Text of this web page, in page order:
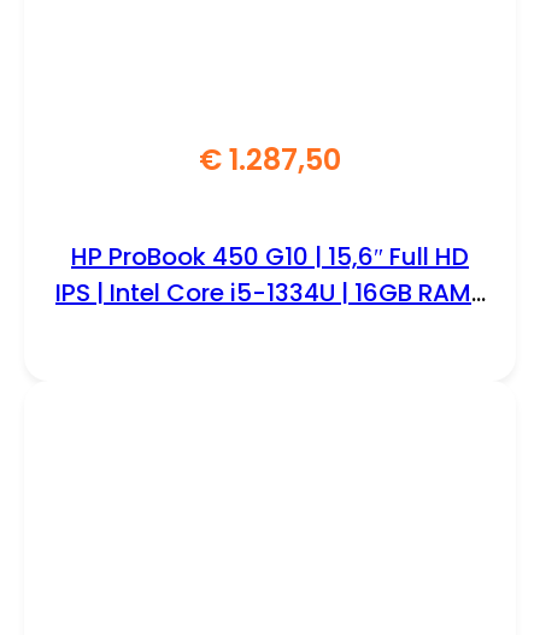
€1.287,50
HP ProBook 450 G10 | 15,6″ Full HD
IPS | Intel Core i5-1334U | 16GB RAM |